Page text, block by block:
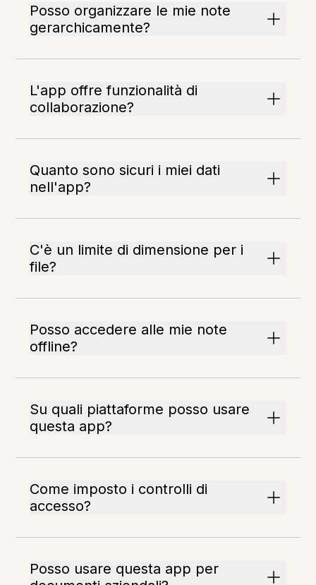
Posso organizzare le mie note
gerarchicamente?
L'app offre funzionalità di
collaborazione?
Quanto sono sicuri i miei dati
nell'app?
C'è un limite di dimensione per i
file?
Posso accedere alle mie note
offline?
Su quali piattaforme posso usare
questa app?
Come imposto i controlli di
accesso?
Posso usare questa app per